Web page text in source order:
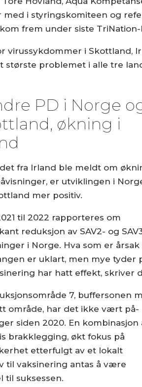
i styringskomiteen og
frem under siste TriNation-
virussykdommer i Skottland,
problemet i alle tre
PD i Norge
økning i
fra Irland ble meldt om
er utviklingen i
mer positiv.
til 2022 rapporteres om
reduksjon av SAV2- og
i Norge. Hva som er årsak
er uklart, men mye tyder
har hatt effekt, skriver
7, buffersonen
område, har det ikke vært på­
siden 2020. En kombinasjon
brakklegging, økt fokus på
etterfulgt av et lokalt
til vaksinering antas å være
til suksessen.